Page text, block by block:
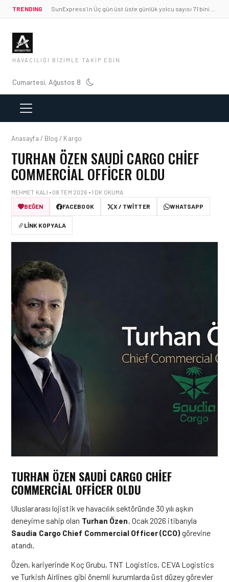
TRENDING
HAVACILIĞI BIZIMLE TAKIP EDIN
Cumartesi, Ağustos 8
Anasayfa / Blog / Kargo
TURHAN ÖZEN SAUDI CARGO CHIEF
COMMERCIAL OFFICER OLDU
MEHMET KALI • 08 TEM 2026 • 1 DK OKUMA
BEĞEN
FACEBOOK X / TWITTER WHATSAPP
LINK KOPYALA
TURHAN ÖZEN SAUDI CARGO CHIEF
COMMERCIAL OFFICER OLDU
Uluslararası lojistik ve havacılık sektöründe 30 yılı aşkın
deneyime sahip olan Turhan Özen, Ocak 2026 itibarıyla
Saudia Cargo Chief Commercial Officer (CCO)görevine
atandı.
Özen, kariyerinde Koç Grubu, TNT Logistics, CEVA Logistics
ve Turkish Airlines gibi önemli kurumlarda üst düzey görevler